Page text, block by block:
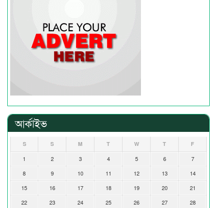
আর্কাইভ
S S M T W T F
1 2 3 4 5 6
7
8
9 10 11 12 13
14
15
16 17 18 19 20
21
22
23 24 25 26 27
28